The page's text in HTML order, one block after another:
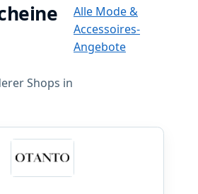
Shops in
Alle Mode &
Accessoires-
Angebote